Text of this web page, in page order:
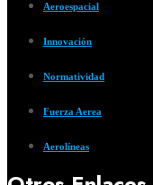
Aeroespacial
Innovación
Normatividad
Fuerza Aerea
Aerolíneas